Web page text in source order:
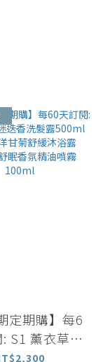
定期購】每6
S1 薰衣草迷
露500ml +薰